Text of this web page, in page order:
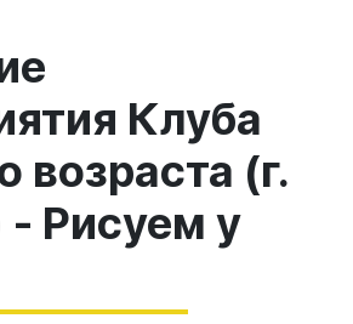
Клуба
возраста (г.
Рисуем у